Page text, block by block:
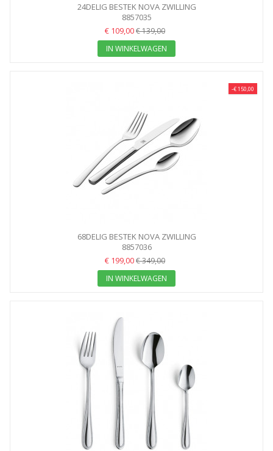
24DELIG BESTEK NOVA ZWILLING
8857035
€ 109,00€ 139,00
IN WINKELWAGEN
-€ 150,00
68DELIG BESTEK NOVA ZWILLING
8857036
€ 199,00€ 349,00
IN WINKELWAGEN